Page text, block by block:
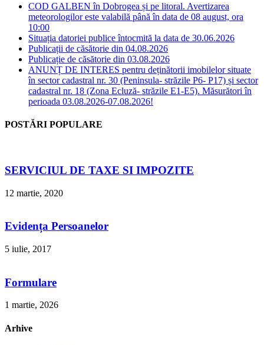
COD GALBEN în Dobrogea și pe litoral. Avertizarea
meteorologilor este valabilă până în data de 08 august, ora
10:00
Situația datoriei publice întocmită la data de 30.06.2026
Publicații de căsătorie din 04.08.2026
Publicație de căsătorie din 03.08.2026
ANUNȚ DE INTERES pentru deținătorii imobilelor situate
în sector cadastral nr. 30 (Peninsula- străzile P6- P17) și sector
cadastral nr. 18 (Zona Ecluză- străzile E1-E5). Măsurători în
perioada 03.08.2026-07.08.2026!
POSTĂRI POPULARE
SERVICIUL DE TAXE SI IMPOZITE
12 martie, 2020
Evidența Persoanelor
5 iulie, 2017
Formulare
1 martie, 2026
Arhive